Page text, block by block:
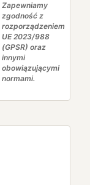
Zapewniamy
zgodność z
rozporządzeniem
UE 2023/988
(GPSR) oraz
innymi
obowiązującymi
normami.